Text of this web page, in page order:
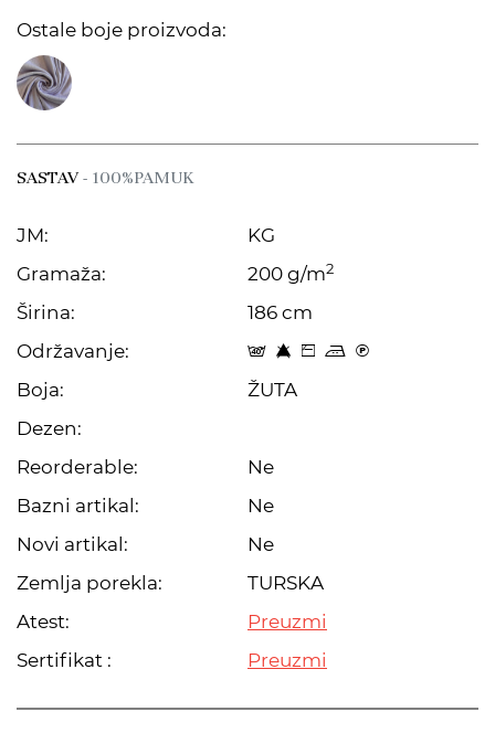
Ostale boje proizvoda:
SASTAV- 100%PAMUK
JM:
KG
Gramaža:
200 g/m2
Širina:
186 cm
Održavanje:
t 8 Z p C
Boja:
ŽUTA
Dezen:
Reorderable:
Ne
Bazni artikal:
Ne
Novi artikal:
Ne
Zemlja porekla:
TURSKA
Atest:
Preuzmi
Sertifikat :
Preuzmi